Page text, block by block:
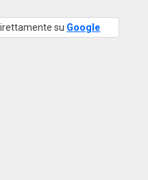
su Google